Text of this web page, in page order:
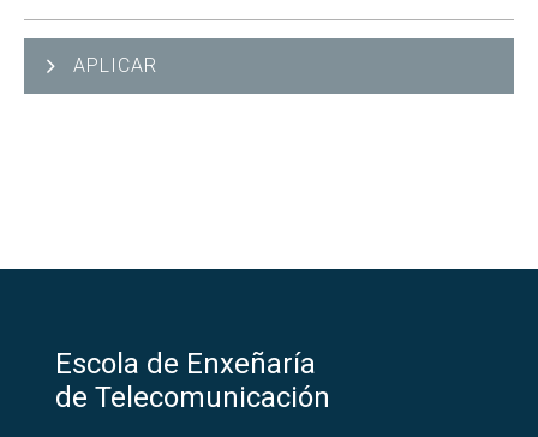
APLICAR
Escola de Enxeñaría
de Telecomunicación